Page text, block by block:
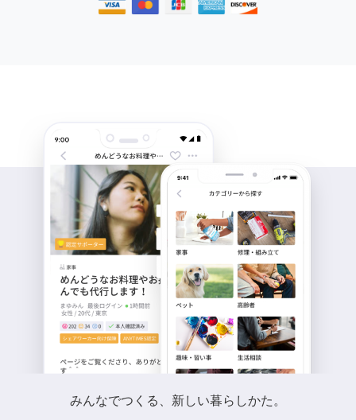
みんなでつくる、新しい暮らしかた。